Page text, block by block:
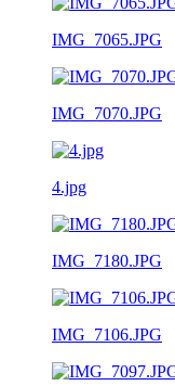
IMG_7065.JPG
IMG_7070.JPG
4.jpg
IMG_7180.JPG
IMG_7106.JPG